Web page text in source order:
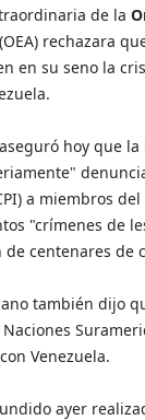
de la
(OEA) rechazara
en su seno la
hoy que la
a miembros
"crímenes de
centenares de
también dijo
Venezuela.
ayer